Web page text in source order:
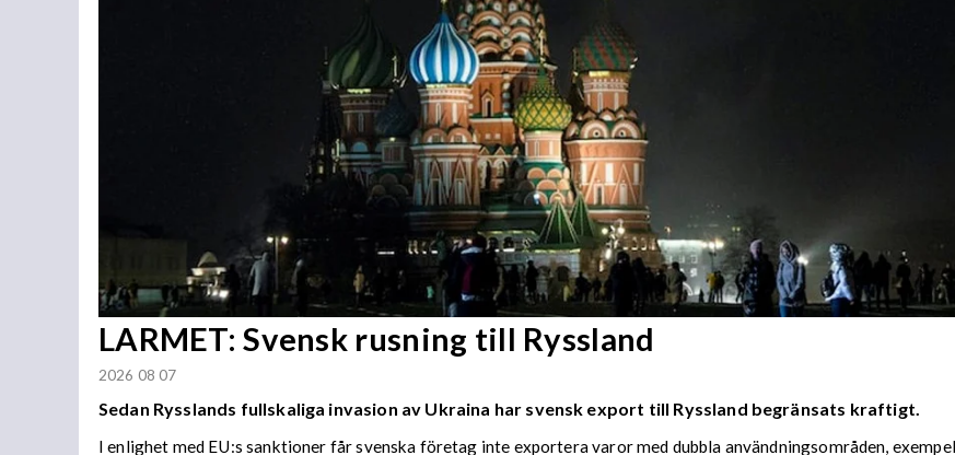
LARMET: Svensk rusning till Ryssland
2026 08 07
Sedan Rysslands fullskaliga invasion av Ukraina har svensk export till Ryssland begränsats kraftigt.
I enlighet med EU:s sanktioner får svenska företag inte exportera varor med dubbla användningsområden,